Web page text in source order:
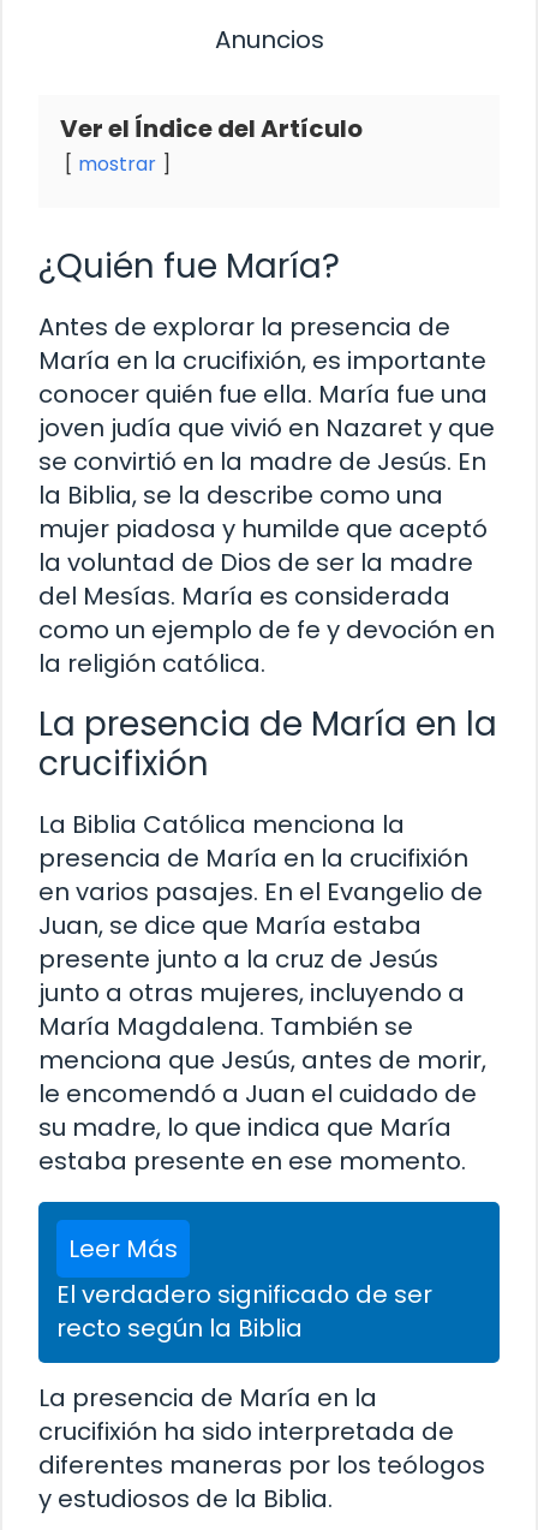
Anuncios
Ver el Índice del Artículo
mostrar
¿Quién fue María?
Antes de explorar la presencia de
María en la crucifixión, es importante
conocer quién fue ella. María fue una
joven judía que vivió en Nazaret y que
se convirtió en la madre de Jesús. En
la Biblia, se la describe como una
mujer piadosa y humilde que aceptó
la voluntad de Dios de ser la madre
del Mesías. María es considerada
como un ejemplo de fe y devoción en
la religión católica.
La presencia de María en la
crucifixión
La Biblia Católica menciona la
presencia de María en la crucifixión
en varios pasajes. En el Evangelio de
Juan, se dice que María estaba
presente junto a la cruz de Jesús
junto a otras mujeres, incluyendo a
María Magdalena. También se
menciona que Jesús, antes de morir,
le encomendó a Juan el cuidado de
su madre, lo que indica que María
estaba presente en ese momento.
Leer Más
El verdadero significado de ser
recto según la Biblia
La presencia de María en la
crucifixión ha sido interpretada de
diferentes maneras por los teólogos
y estudiosos de la Biblia.